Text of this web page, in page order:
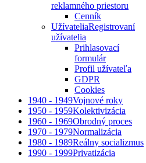
reklamného priestoru
Cenník
UžívateliaRegistrovaní
užívatelia
Prihlasovací
formulár
Profil užívateľa
GDPR
Cookies
1940 - 1949Vojnové roky
1950 - 1959Kolektivizácia
1960 - 1969Obrodný proces
1970 - 1979Normalizácia
1980 - 1989Reálny socializmus
1990 - 1999Privatizácia